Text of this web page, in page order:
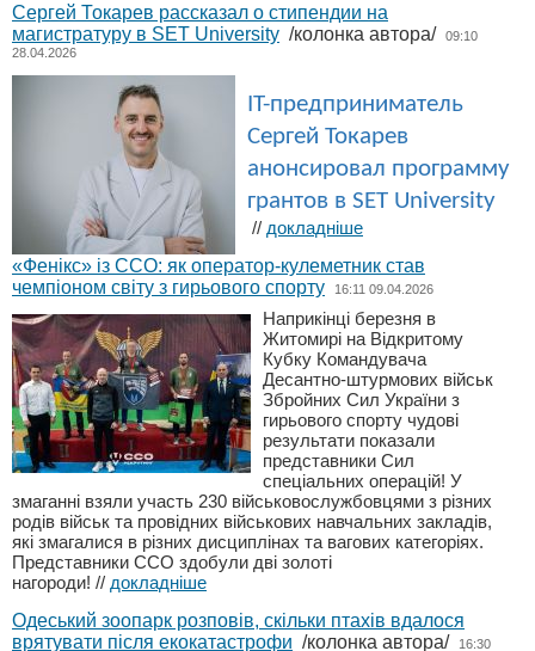
Сергей Токарев рассказал о стипендии на
магистратуру в SET University /колонка автора/ 09:10
28.04.2026
IT-предприниматель
Сергей Токарев
анонсировал программу
грантов в SET University
// докладніше
«Фенікс» із ССО: як оператор-кулеметник став
чемпіоном світу з гирьового спорту
16:11 09.04.2026
Наприкінці березня в
Житомирі на Відкритому
Кубку Командувача
Десантно-штурмових військ
Збройних Сил України з
гирьового спорту чудові
результати показали
представники Сил
спеціальних операцій! У
змаганні взяли участь 230 військовослужбовцями з різних
родів військ та провідних військових навчальних закладів,
які змагалися в різних дисциплінах та вагових категоріях.
Представники ССО здобули дві золоті
нагороди! // докладніше
Одеський зоопарк розповів, скільки птахів вдалося
врятувати після екокатастрофи /колонка автора/
16:30